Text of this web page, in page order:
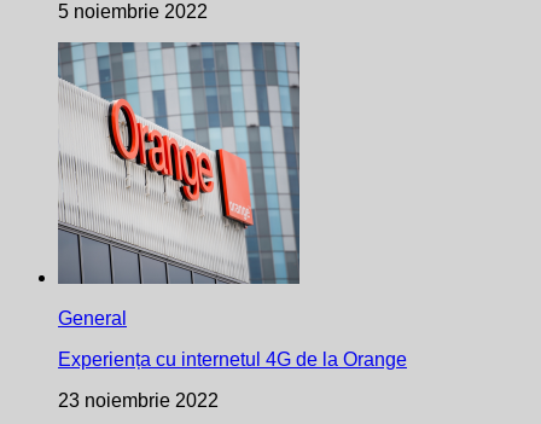
5 noiembrie 2022
General
Experiența cu internetul 4G de la Orange
23 noiembrie 2022